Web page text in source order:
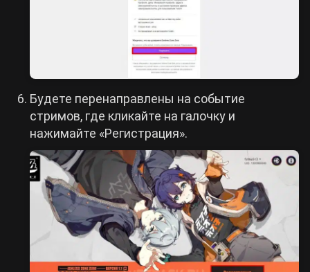
Будете перенаправлены на событие
стримов, где кликайте на галочку и
нажимайте «Регистрация».